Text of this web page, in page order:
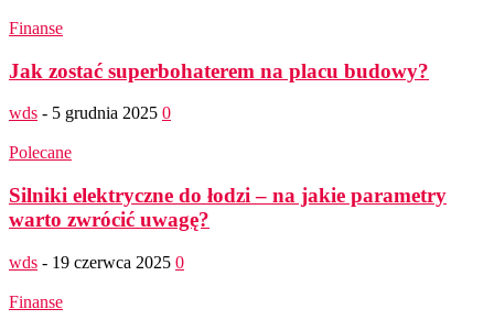
Finanse
Jak zostać superbohaterem na placu budowy?
wds - 5 grudnia 2025 0
Polecane
Silniki elektryczne do łodzi – na jakie parametry
warto zwrócić uwagę?
wds - 19 czerwca 2025 0
Finanse